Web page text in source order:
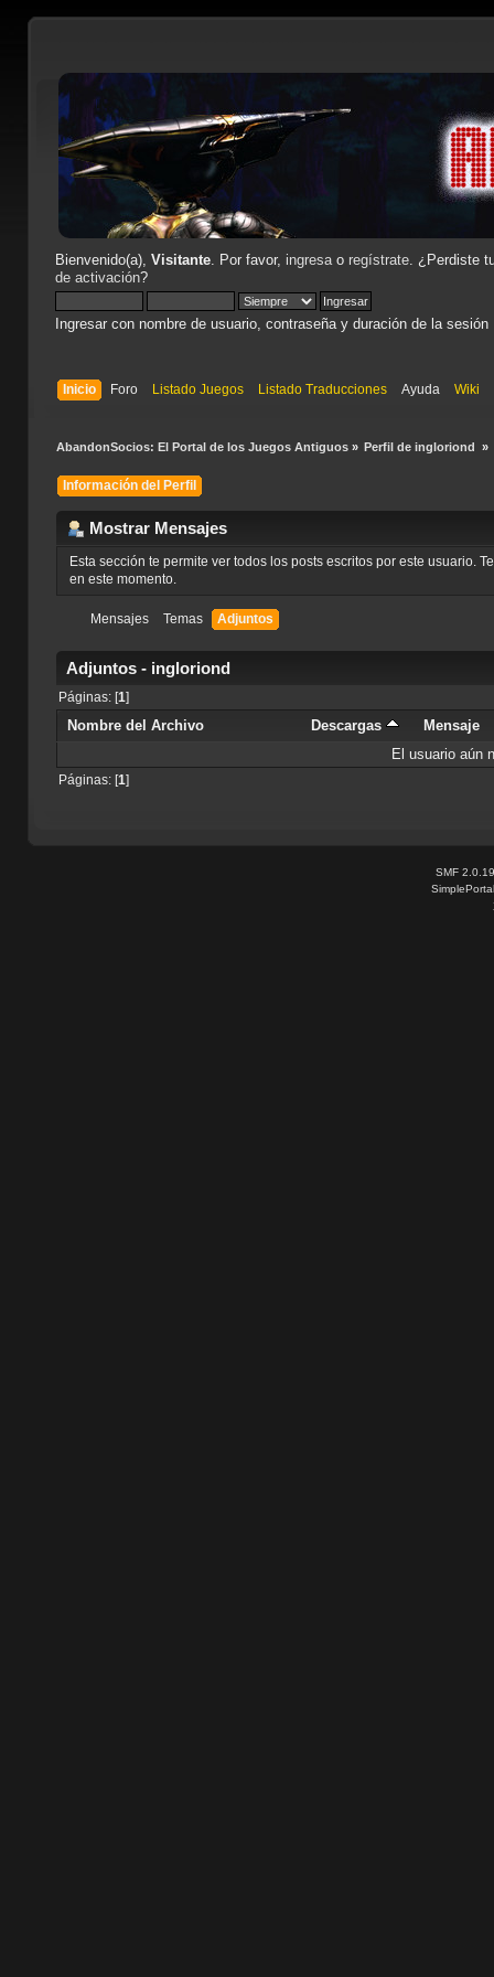
Bienvenido(a), Visitante. Por favor, ingresao regístrate. ¿Perdiste
de activación?
Ingresar con nombre de usuario, contraseña y duración de la sesión
Inicio Foro Listado Juegos Listado Traducciones Ayuda Wiki
AbandonSocios: El Portal de los Juegos Antiguos» Perfil de ingloriond »
Información del Perfil
Mostrar Mensajes
Esta sección te permite ver todos los posts escritos por este usuario.
en este momento.
Mensajes Temas Adjuntos
Adjuntos - ingloriond
Páginas: [1]
Nombre del Archivo Descargas
Mensaje
El usuario aún
Páginas: [1]
SMF 2.0.19